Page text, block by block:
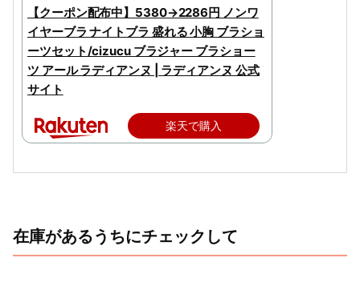
【クーポン配布中】5380→2286円 ノンワ
イヤーブラ ナイトブラ 盛れる 小胸 ブラショ
ーツセット/cizucu ブラジャー ブラショー
ツ アール ラディアンヌ | ラディアンヌ 公式
サイト
楽天で購入
在庫があるうちにチェックして